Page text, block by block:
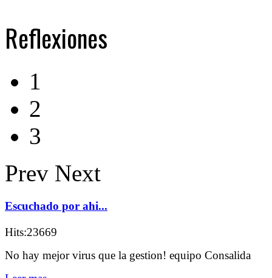
Reflexiones
1
2
3
Prev Next
Escuchado por ahi...
Hits:23669
No hay mejor virus que la gestion! equipo Consalida